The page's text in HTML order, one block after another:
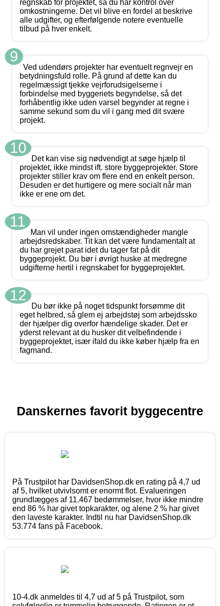
regnskab for projektet, så du har kontrol over
omkostningerne. Det vil blive en fordel at beskrive
alle udgifter, og efterfølgende notere eventuelle
tilbud på hver enkelt.
9
Ved udendørs projekter har eventuelt regnvejr en
betydningsfuld rolle. På grund af dette kan du
regelmæssigt tjekke vejrforudsigelserne i
forbindelse med byggeriets begyndelse, så det
forhåbentlig ikke uden varsel begynder at regne i
samme sekund som du vil i gang med dit svære
projekt.
10
Det kan vise sig nødvendigt at søge hjælp til
projektet, ikke mindst ift. store byggeprojekter. Store
projekter stiller krav om flere end en enkelt person.
Desuden er det hurtigere og mere socialt når man
ikke er ene om det.
11
Man vil under ingen omstændigheder mangle
arbejdsredskaber. Tit kan det være fundamentalt at
du har grejet parat idet du tager fat på dit
byggeprojekt. Du bør i øvrigt huske at medregne
udgifterne hertil i regnskabet for byggeprojektet.
12
Du bør ikke på noget tidspunkt forsømme dit
eget helbred, så glem ej arbejdstøj som arbejdssko
der hjælper dig overfor hændelige skader. Det er
yderst relevant at du husker dit velbefindende i
byggeprojektet, især ifald du ikke køber hjælp fra en
fagmand.
Danskernes favorit byggecentre
På Trustpilot har DavidsenShop.dk en rating på 4,7 ud
af 5, hvilket utvivlsomt er enormt flot. Evalueringen
grundlægges af 11.467 bedømmelser, hvor ikke mindre
end 86 % har givet topkarakter, og alene 2 % har givet
den laveste karakter. Indtil nu har DavidsenShop.dk
53.774 fans på Facebook.
10-4.dk anmeldes til 4,7 ud af 5 på Trustpilot, som